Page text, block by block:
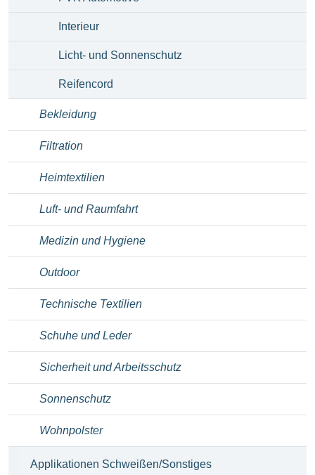
Interieur
Licht- und Sonnenschutz
Reifencord
Bekleidung
Filtration
Heimtextilien
Luft- und Raumfahrt
Medizin und Hygiene
Outdoor
Technische Textilien
Schuhe und Leder
Sicherheit und Arbeitsschutz
Sonnenschutz
Wohnpolster
Applikationen Schweißen/Sonstiges